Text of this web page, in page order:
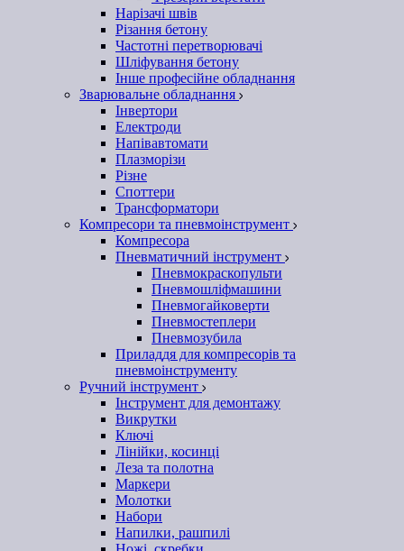
Нарізачі швів
Різання бетону
Частотні перетворювачі
Шліфування бетону
Інше професійне обладнання
Зварювальне обладнання
Інвертори
Електроди
Напівавтомати
Плазморізи
Різне
Споттери
Трансформатори
Компресори та пневмоінструмент
Компресора
Пневматичний інструмент
Пневмокраскопульти
Пневмошліфмашини
Пневмогайковерти
Пневмостеплери
Пневмозубила
Приладдя для компресорів та
пневмоінструменту
Ручний інструмент
Інструмент для демонтажу
Викрутки
Ключі
Лінійки, косинці
Леза та полотна
Маркери
Молотки
Набори
Напилки, рашпилі